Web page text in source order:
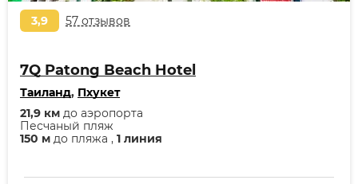
3,9 57 отзывов
7Q Patong Beach Hotel
Таиланд, Пхукет
150 м до пляжа , 1 линия
Песчаный пляж
21,9 км до аэропорта